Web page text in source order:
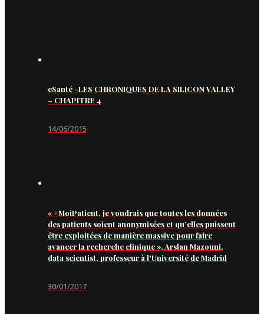
eSanté -LES CHRONIQUES DE LA SILICON VALLEY
– CHAPITRE 4
14/06/2015
« #MoiPatient, je voudrais que toutes les données
des patients soient anonymisées et qu’elles puissent
être exploitées de manière massive pour faire
avancer la recherche clinique », Arslan Mazouni,
data scientist, professeur à l’Université de Madrid
30/01/2017